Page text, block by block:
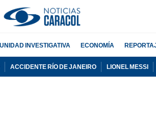
UNIDAD INVESTIGATIVA ECONOMÍA
ACCIDENTE RÍO DE JANEIRO LIONEL MESSI